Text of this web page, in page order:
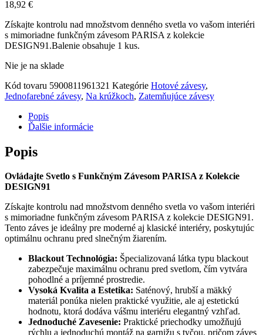
18,92 €
Získajte kontrolu nad množstvom denného svetla vo vašom interiéri
s mimoriadne funkčným závesom PARISA z kolekcie
DESIGN91.Balenie obsahuje 1 kus.
Nie je na sklade
Kód tovaru 5900811961321 Kategórie Hotové závesy,
Jednofarebné závesy, Na krúžkoch, Zatemňujúce závesy
Popis
Ďalšie informácie
Popis
Ovládajte Svetlo s Funkčným Závesom PARISA z Kolekcie
DESIGN91
Získajte kontrolu nad množstvom denného svetla vo vašom interiéri
s mimoriadne funkčným závesom PARISA z kolekcie DESIGN91.
Tento záves je ideálny pre moderné aj klasické interiéry, poskytujúc
optimálnu ochranu pred slnečným žiarením.
Blackout Technológia: Špecializovaná látka typu blackout
zabezpečuje maximálnu ochranu pred svetlom, čím vytvára
pohodlné a príjemné prostredie.
Vysoká Kvalita a Estetika: Saténový, hrubší a mäkký
materiál ponúka nielen praktické využitie, ale aj estetickú
hodnotu, ktorá dodáva vášmu interiéru elegantný vzhľad.
Jednoduché Zavesenie: Praktické priechodky umožňujú
rýchlu a jednoduchú montáž na garnižu s tyčou, pričom záves